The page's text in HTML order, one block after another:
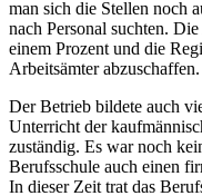
man sich die Stellen noch
nach Personal suchten.
einem Prozent und die
Arbeitsämter abzuschaffen.
Der Betrieb bildete auch
Unterricht der
zuständig. Es war noch
Berufsschule auch einen
In dieser Zeit trat das